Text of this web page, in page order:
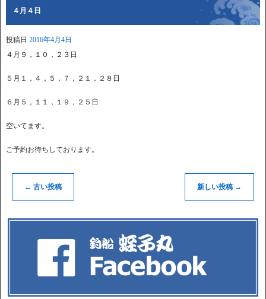
４月４日
投稿日 2016年4月4日
４月９，１０，２３日
５月１，４，５，７，２１，２８日
６月５，１１，１９，２５日
空いてます。
ご予約お待ちしております。
← 古い投稿 新しい投稿 →